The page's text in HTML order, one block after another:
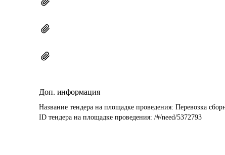
Доп. информация
Название тендера на площадке проведения: Перевозка
ID тендера на площадке проведения: /#/need/5372793